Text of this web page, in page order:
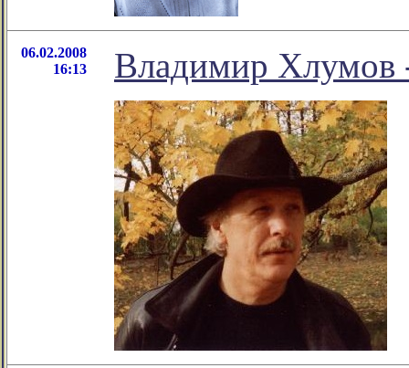
06.02.2008
16:13
Владимир Хлумов